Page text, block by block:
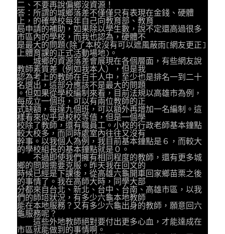
二、不要再說偏鄉沒資源！
答：所謂的城鄉落差不僅僅只有表現在金錢、硬體
上，的確學校每年自己向教育部、教育
局申請的補助，如果除以學生數，說不定還高過很多
市區內的學校，而我也認為，硬體不
是最大的問題(除了本校沒有可以遮風蔽雨[網友更正]
上體育課的正式活動場地)。
城鄉的資源落差會展現在各個層面，有些網友說
教師素質差（例如我本人），但是我
認為考上的教師在百千人中，至少也是排名一到二十
名選出，這部分應該不是最大的問題
。但如果從學校編制來看，目前法規以高雄市為例，
每成立一個班，可以有兩位教師的正
式缺額，每達九個班，可以額外再增加一名編制。這
樣看來似乎是校校等值，但是一個學
校除了教師，還有職員工。小校的行政老師基本鐘點
較大校多，而同時處室內往往又沒有
幹事。以我個人為例，我目前基本鐘點是６，而較大
的學校組長的基本鐘點就是０。
不過即使我們擁有相同程度的教師，還有更多城
鄉的問題需要克服。昨天我在回文的
時候已經是下課後，從高雄六龜開車回家鄉苗栗之後
的事情了。我在高師大時，同學大部
分都來自台北、新北、台中、台南、高雄市區，以我
們的師培狀況，有多少六龜本地教師
能在本地服務？又有多少六龜出身的教師，願意回六
龜服務呢？
這些外地教師絕對要付出更多心血，才能達成在
市區就能做到的事情啊。